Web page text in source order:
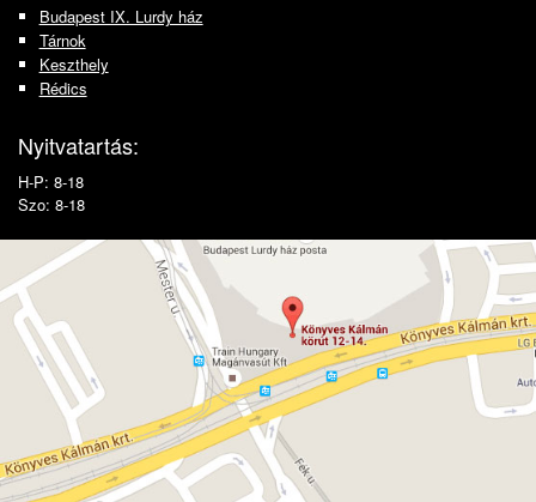
Budapest IX. Lurdy ház
Tárnok
Keszthely
Rédics
Nyitvatartás:
H-P: 8-18
Szo: 8-18